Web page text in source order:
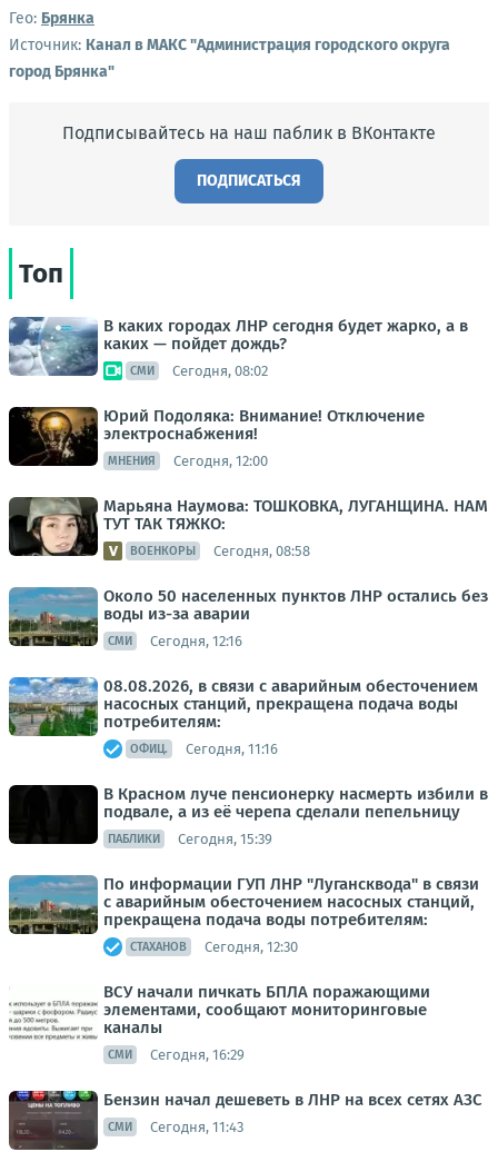
Гео: Брянка
Источник: Канал в МАКС "Администрация городского округа
город Брянка"
Подписывайтесь на наш паблик в ВКонтакте
ПОДПИСАТЬСЯ
Топ
В каких городах ЛНР сегодня будет жарко, а в
каких — пойдет дождь?
СМИ Сегодня, 08:02
Юрий Подоляка: Внимание! Отключение
электроснабжения!
МНЕНИЯ Сегодня, 12:00
Марьяна Наумова: ТОШКОВКА, ЛУГАНЩИНА. НАМ
ТУТ ТАК ТЯЖКО:
ВОЕНКОРЫ Сегодня, 08:58
Около 50 населенных пунктов ЛНР остались без
воды из-за аварии
СМИ Сегодня, 12:16
08.08.2026, в связи с аварийным обесточением
насосных станций, прекращена подача воды
потребителям:
ОФИЦ. Сегодня, 11:16
В Красном луче пенсионерку насмерть избили в
подвале, а из её черепа сделали пепельницу
ПАБЛИКИ Сегодня, 15:39
По информации ГУП ЛНР "Лугансквода" в связи
с аварийным обесточением насосных станций,
прекращена подача воды потребителям:
СТАХАНОВ Сегодня, 12:30
ВСУ начали пичкать БПЛА поражающими
элементами, сообщают мониторинговые
каналы
СМИ Сегодня, 16:29
Бензин начал дешеветь в ЛНР на всех сетях АЗС
СМИ Сегодня, 11:43